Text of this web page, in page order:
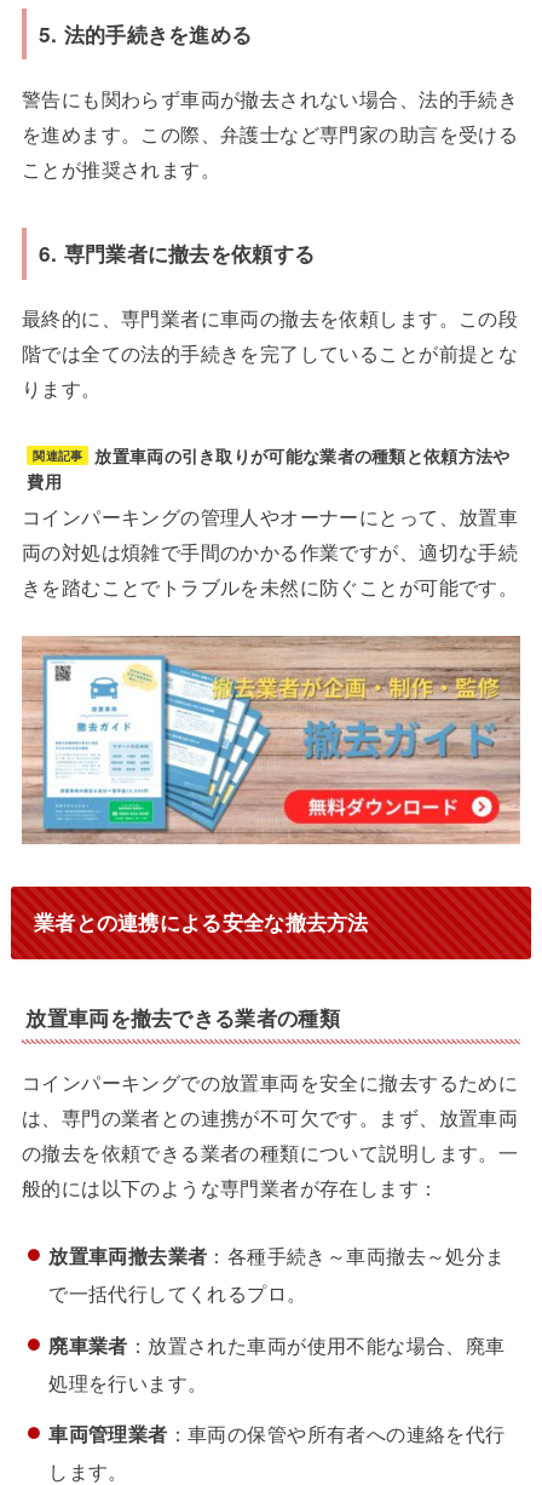
5. 法的手続きを進める
警告にも関わらず車両が撤去されない場合、法的手続き
を進めます。この際、弁護士など専門家の助言を受ける
ことが推奨されます。
6. 専門業者に撤去を依頼する
最終的に、専門業者に車両の撤去を依頼します。この段
階では全ての法的手続きを完了していることが前提とな
ります。
関連記事
放置車両の引き取りが可能な業者の種類と依頼方法や
費用
コインパーキングの管理人やオーナーにとって、放置車
両の対処は煩雑で手間のかかる作業ですが、適切な手続
きを踏むことでトラブルを未然に防ぐことが可能です。
業者との連携による安全な撤去方法
放置車両を撤去できる業者の種類
コインパーキングでの放置車両を安全に撤去するために
は、専門の業者との連携が不可欠です。まず、放置車両
の撤去を依頼できる業者の種類について説明します。一
般的には以下のような専門業者が存在します：
放置車両撤去業者 ：各種手続き～車両撤去～処分ま
で一括代行してくれるプロ。
廃車業者 ：放置された車両が使用不能な場合、廃車
処理を行います。
車両管理業者 ：車両の保管や所有者への連絡を代行
します。